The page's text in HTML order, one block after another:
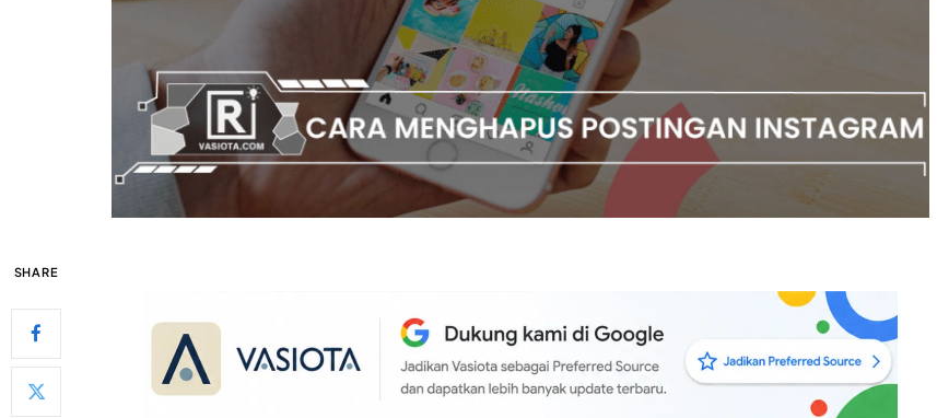
SHARE